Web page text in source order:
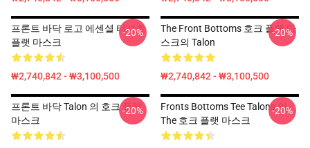
프론트 바닥 로고 에센셜 티셔츠
플랫 마스크
₩2,740,842 - ₩3,100,500
-20%
The Front Bottoms 호크 플랫 마
스크의 Talon
₩2,740,842 - ₩3,100,500
-20%
프론트 바닥 Talon 의 호크 플랫
마스크
-20%
Fronts Bottoms Tee Talons 의
The 호크 플랫 마스크
-20%